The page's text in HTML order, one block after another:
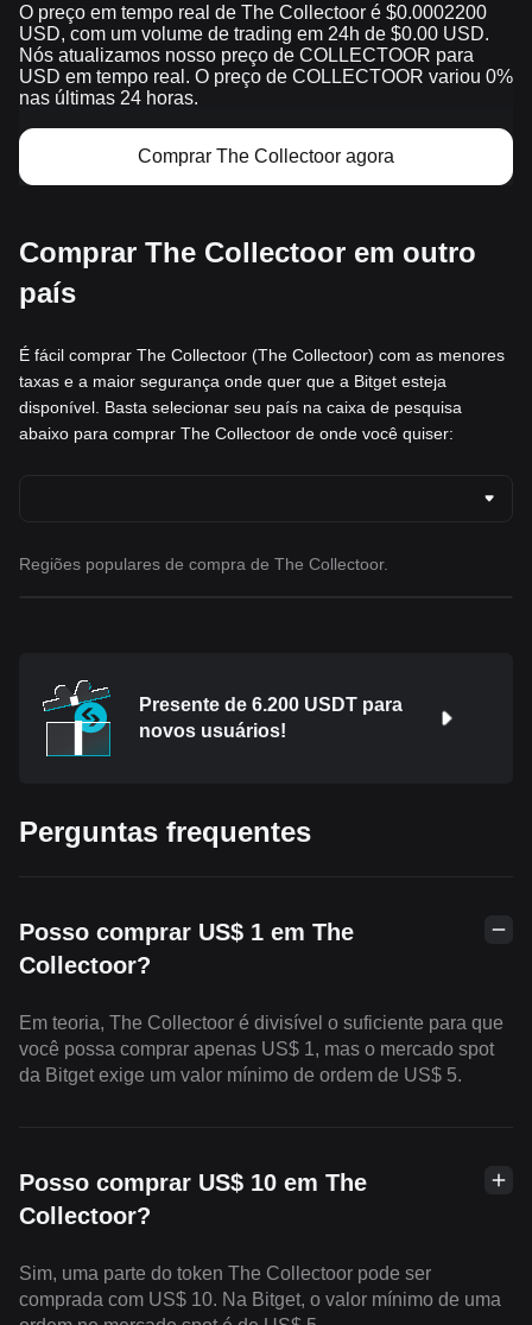
O preço em tempo real de The Collectoor é $0.0002200
USD, com um volume de trading em 24h de $0.00 USD.
Nós atualizamos nosso preço de COLLECTOOR para
USD em tempo real. O preço de COLLECTOOR variou 0%
nas últimas 24 horas.
Comprar The Collectoor agora
Comprar The Collectoor em outro
país
É fácil comprar The Collectoor (The Collectoor) com as menores
taxas e a maior segurança onde quer que a Bitget esteja
disponível. Basta selecionar seu país na caixa de pesquisa
abaixo para comprar The Collectoor de onde você quiser:
Regiões populares de compra de The Collectoor.
Presente de 6.200 USDT para
novos usuários!
Perguntas frequentes
Posso comprar US$ 1 em The
Collectoor?
Em teoria, The Collectoor é divisível o suficiente para que
você possa comprar apenas US$ 1, mas o mercado spot
da Bitget exige um valor mínimo de ordem de US$ 5.
Posso comprar US$ 10 em The
Collectoor?
Sim, uma parte do token The Collectoor pode ser
comprada com US$ 10. Na Bitget, o valor mínimo de uma